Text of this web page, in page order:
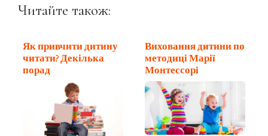
Читайте також:
Як привчити дитину
читати? Декілька
порад
Виховання дитини по
методиці Марії
Монтессорі